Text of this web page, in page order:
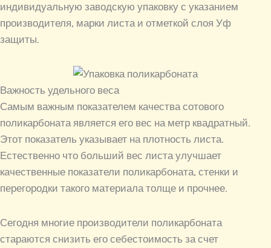
индивидуальную заводскую упаковку с указанием
производителя, марки листа и отметкой слоя Уф
защиты.
Важность удельного веса
Самым важным показателем качества сотового
поликарбоната является его вес на метр квадратный.
Этот показатель указывает на плотность листа.
Естественно что больший вес листа улучшает
качественные показатели поликарбоната, стенки и
перегородки такого материала толще и прочнее.
Сегодня многие производители поликарбоната
стараются снизить его себестоимость за счет